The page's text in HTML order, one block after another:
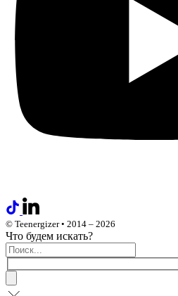
© Teenergizer • 2014 – 2026
Что будем искать?